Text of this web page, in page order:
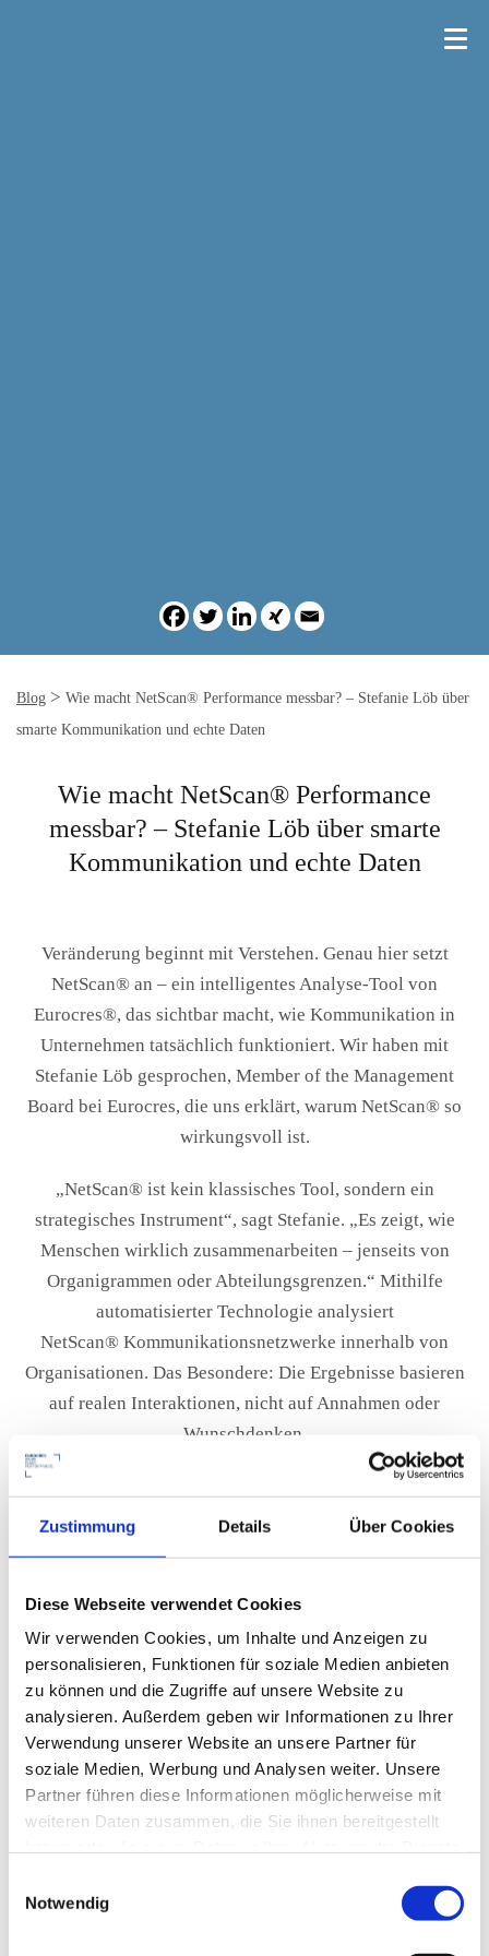
Zustimmung Details Über Cookies
Diese Webseite verwendet Cookies
Wir verwenden Cookies, um Inhalte und Anzeigen zu
personalisieren, Funktionen für soziale Medien anbieten
zu können und die Zugriffe auf unsere Website zu
analysieren. Außerdem geben wir Informationen zu Ihrer
Verwendung unserer Website an unsere Partner für
soziale Medien, Werbung und Analysen weiter. Unsere
Partner führen diese Informationen möglicherweise mit
weiteren Daten zusammen, die Sie ihnen bereitgestellt
jederzeit auf unserer Datenschutzseite ändern.
Notwendig
Blog > Wie macht NetScan® Performance messbar? – Stefanie Löb über
smarte Kommunikation und echte Daten
Wie macht NetScan® Performance
messbar? – Stefanie Löb über smarte
Kommunikation und echte Daten
Veränderung beginnt mit Verstehen. Genau hier setzt
NetScan® an – ein intelligentes Analyse-Tool von
Eurocres®, das sichtbar macht, wie Kommunikation in
Unternehmen tatsächlich funktioniert. Wir haben mit
Stefanie Löb gesprochen, Member of the Management
Board bei Eurocres, die uns erklärt, warum NetScan® so
wirkungsvoll ist.
„NetScan® ist kein klassisches Tool, sondern ein
strategisches Instrument“, sagt Stefanie. „Es zeigt, wie
Menschen wirklich zusammenarbeiten – jenseits von
Organigrammen oder Abteilungsgrenzen.“ Mithilfe
automatisierter Technologie analysiert
NetScan® Kommunikationsnetzwerke innerhalb von
Organisationen. Das Besondere: Die Ergebnisse basieren
auf realen Interaktionen, nicht auf Annahmen oder
Wunschdenken.
Viele Unternehmen stehen heute vor der
Herausforderung, ihre Flächen effizienter zu nutzen,
Entscheidungen. Genau hier liefert NetScan® die nötige
Transparenz. Es zeigt, wo Kommunikation funktioniert –
und wo sie ins Stocken gerät. So lassen sich nicht nur
Flächen optimieren, sondern auch Teams neu denken und
Zusammenarbeit gezielt fördern.
Stefanie bringt es auf den Punkt: „NetScan® macht
sichtbar, was sonst verborgen bleibt. Und nur was
von der Neugestaltung von Büroflächen über Change-